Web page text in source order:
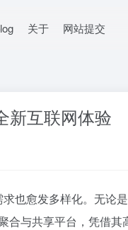
关于 网站提交
新互联网体验
也愈发多样化。无论
与共享平台，凭借